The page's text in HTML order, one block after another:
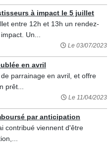
à impact le 5 juillet
entre 12h et 13h un rendez-
Un...
Le 03/07/2023
en avril
parrainage en avril, et offre
prêt...
Le 11/04/2023
par anticipation
contribué viennent d'être